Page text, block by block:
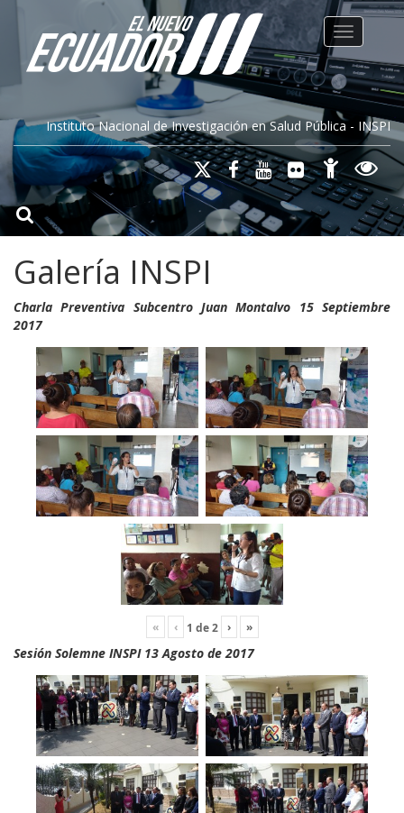
Instituto Nacional de Investigación en Salud Pública - INSPI
Toggle
Galería INSPI
Charla Preventiva Subcentro Juan Montalvo 15 Septiembre
2017
« ‹ 1 de2 › »
Sesión Solemne INSPI 13 Agosto de 2017